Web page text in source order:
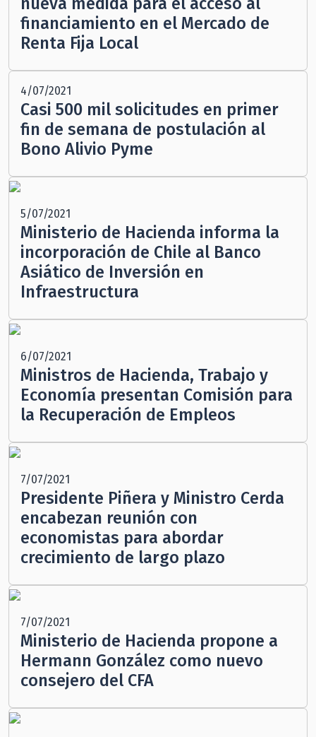
financiamiento en el Mercado de
Renta Fija Local
4/07/2021
Casi 500 mil solicitudes en primer
fin de semana de postulación al
Bono Alivio Pyme
5/07/2021
Ministerio de Hacienda informa la
incorporación de Chile al Banco
Asiático de Inversión en
Infraestructura
6/07/2021
Ministros de Hacienda, Trabajo y
Economía presentan Comisión para
la Recuperación de Empleos
7/07/2021
Presidente Piñera y Ministro Cerda
encabezan reunión con
economistas para abordar
crecimiento de largo plazo
7/07/2021
Ministerio de Hacienda propone a
Hermann González como nuevo
consejero del CFA